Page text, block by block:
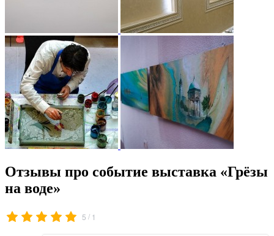
Отзывы про событие выставка «Грёзы
на воде»
5 / 1